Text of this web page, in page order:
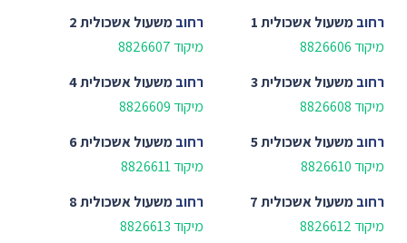
רחובמשעול אשכולית 1
מיקוד 8826606
רחובמשעול אשכולית 2
מיקוד 8826607
רחובמשעול אשכולית 3
מיקוד 8826608
רחובמשעול אשכולית 4
מיקוד 8826609
רחובמשעול אשכולית 5
מיקוד 8826610
רחובמשעול אשכולית 6
מיקוד 8826611
רחובמשעול אשכולית 7
מיקוד 8826612
רחובמשעול אשכולית 8
מיקוד 8826613